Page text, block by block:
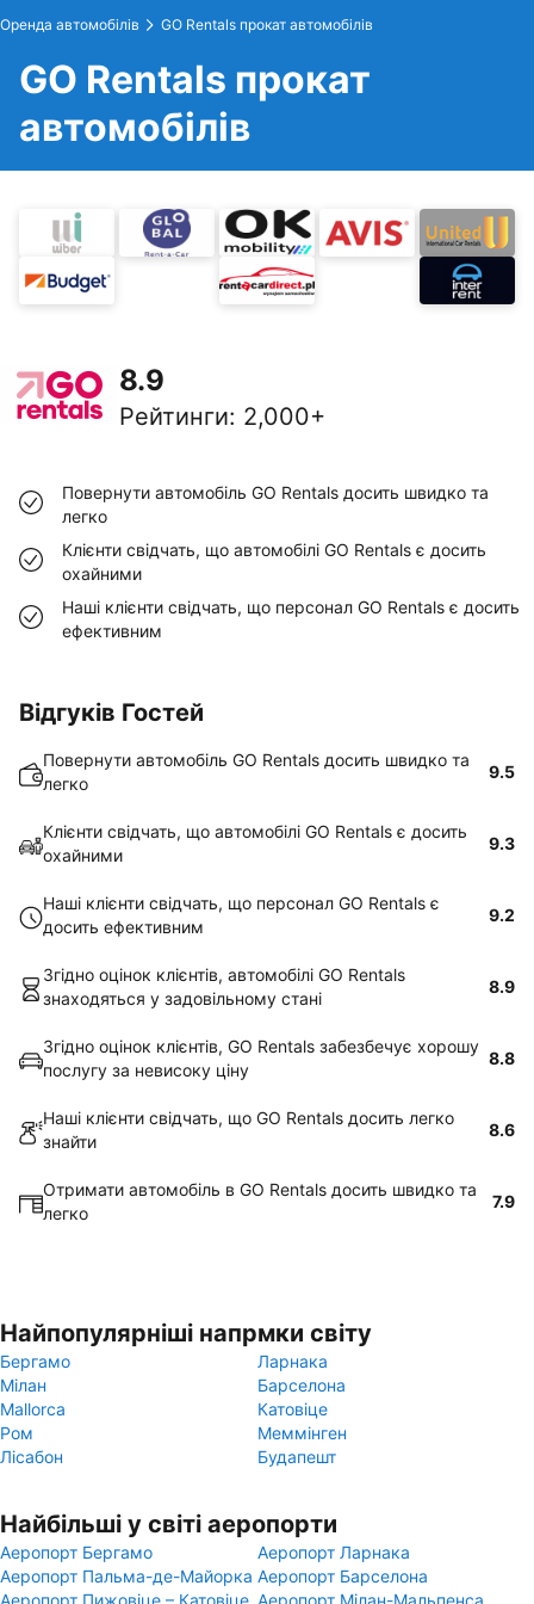
Оренда автомобілів GO Rentals прокат автомобілів
GO Rentals прокат
автомобілів
8.9
Рейтинги: 2,000+
Повернути автомобіль GO Rentals досить швидко та
легко
Клієнти свідчать, що автомобілі GO Rentals є досить
охайними
Наші клієнти свідчать, що персонал GO Rentals є досить
ефективним
Відгуків Гостей
Повернути автомобіль GO Rentals досить швидко та
легко
9.5
Клієнти свідчать, що автомобілі GO Rentals є досить
охайними
9.3
Наші клієнти свідчать, що персонал GO Rentals є
досить ефективним
9.2
Згідно оцінок клієнтів, автомобілі GO Rentals
знаходяться у задовільному стані
8.9
Згідно оцінок клієнтів, GO Rentals забезбечує хорошу
послугу за невисоку ціну
8.8
Наші клієнти свідчать, що GO Rentals досить легко
знайти
8.6
Отримати автомобіль в GO Rentals досить швидко та
легко
7.9
Найпопулярніші напрмки світу
Бергамо
Ларнака
Мілан
Барселона
Mallorca
Катовіце
Ром
Меммінген
Лісабон
Будапешт
Найбільші у світі аеропорти
Аеропорт Бергамо
Аеропорт Ларнака
Аеропорт Пальма-де-Майорка Аеропорт Барселона
Аеропорт Пижовіце – Катовіце Аеропорт Мілан-Мальпенса